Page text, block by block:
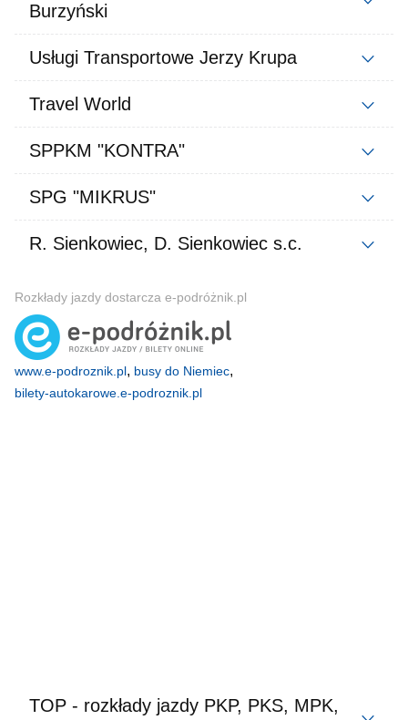
Burzyński
Usługi Transportowe Jerzy Krupa
Travel World
SPPKM "KONTRA"
SPG "MIKRUS"
R. Sienkowiec, D. Sienkowiec s.c.
Rozkłady jazdy dostarcza e-podróżnik.pl
www.e-podroznik.pl, busy do Niemiec,
bilety-autokarowe.e-podroznik.pl
TOP - rozkłady jazdy PKP, PKS, MPK,